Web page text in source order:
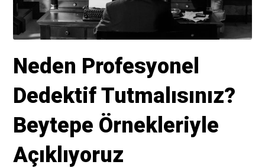
Neden Profesyonel
Dedektif Tutmalısınız?
Beytepe Örnekleriyle
Açıklıyoruz